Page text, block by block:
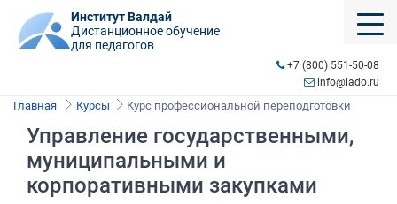
Институт Валдай
Дистанционное обучение
для педагогов
+7 (800) 551-50-08
info@iado.ru
Главная Курсы Курс профессиональной переподготовки
Управление государственными,
муниципальными и
корпоративными закупками